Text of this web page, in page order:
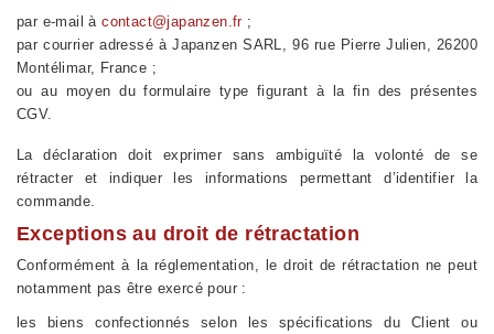
par e-mail àcontact@japanzen.fr;
par courrier adressé à Japanzen SARL, 96 rue Pierre Julien, 26200
Montélimar, France ;
ou au moyen du formulaire type figurant à la fin des présentes
CGV.
La déclaration doit exprimer sans ambiguïté la volonté de se
rétracter et indiquer les informations permettant d’identifier la
commande.
Exceptions au droit de rétractation
Conformément à la réglementation, le droit de rétractation ne peut
notamment pas être exercé pour :
les biens confectionnés selon les spécifications du Client ou